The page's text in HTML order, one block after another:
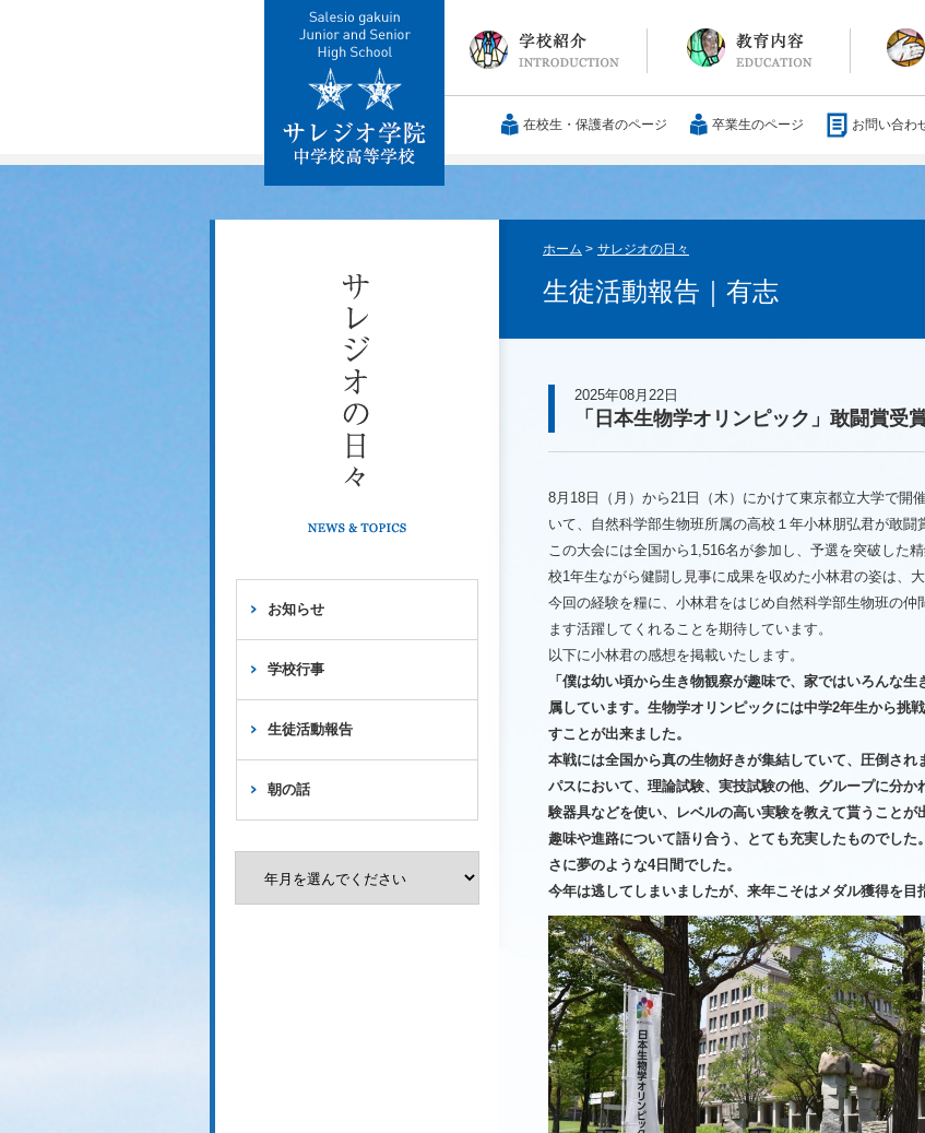
校長メッセージ
教育方針・沿革
施設紹介
交通アクセス 25歳の男づくり
カリキュラム
教科
国際交流
大学合格実績 行事・
部活動
ボラン
サレジ
サレジ
在校生・保護者のページ 卒業生のページ お問い合わ
お知らせ
学校行事
生徒活動報告
朝の話
ホーム > サレジオの日々
生徒活動報告｜有志
2025年08月22日
「日本生物学オリンピック」敢闘賞受
8月18日（月）から21日（木）にかけて東京都立大学で開
いて、自然科学部生物班所属の高校１年小林朋弘君が敢闘
この大会には全国から1,516名が参加し、予選を突破した
校1年生ながら健闘し見事に成果を収めた小林君の姿は、大
今回の経験を糧に、小林君をはじめ自然科学部生物班の
ます活躍してくれることを期待しています。
以下に小林君の感想を掲載いたします。
「僕は幼い頃から生き物観察が趣味で、家ではいろんな
属しています。生物学オリンピックには中学2年生から挑
すことが出来ました。
本戦には全国から真の生物好きが集結していて、圧倒さ
パスにおいて、理論試験、実技試験の他、グループに分
験器具などを使い、レベルの高い実験を教えて貰うこと
趣味や進路について語り合う、とても充実したものでし
さに夢のような4日間でした。
今年は逃してしまいましたが、来年こそはメダル獲得を目